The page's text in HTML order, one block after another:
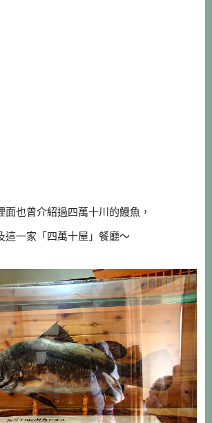
面也曾介紹過四萬十川的鰻魚，
這一家「四萬十屋」餐廳～